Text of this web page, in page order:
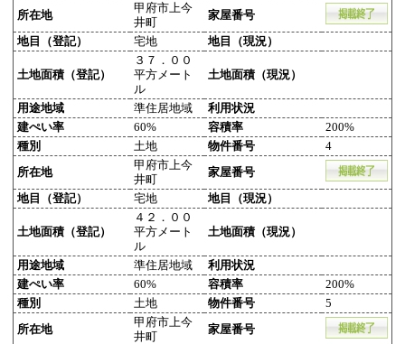
所在地
甲府市上今
井町
家屋番号
地目（登記） 宅地 地目（現況）
土地面積（登記）
３７．００
平方メート
ル
土地面積（現況）
用途地域 準住居地域
利用状況
建ぺい率
60% 容積率
200%
種別
土地 物件番号 4
所在地
甲府市上今
井町
家屋番号
地目（登記） 宅地 地目（現況）
土地面積（登記）
４２．００
平方メート
ル
土地面積（現況）
用途地域 準住居地域
利用状況
建ぺい率
60% 容積率
200%
種別
土地 物件番号 5
所在地
甲府市上今
井町
家屋番号